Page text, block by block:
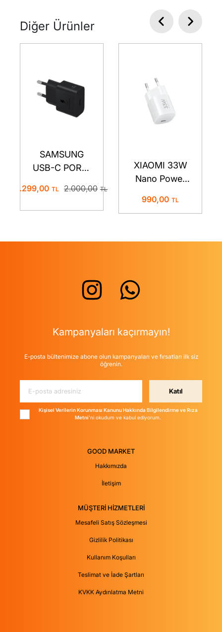
Diğer Ürünler
SAMSUNG
USB-C PORT-
TO C CABLE
25W POWER
1.299,00 2.000,00
XIAOMI 33W
Nano Power
Adaptör
990,00
Kampanyaları kaçırmayın!
E-posta bültenimize abone olun kampanyaları ve fırsatları ilk siz
öğrenin.
Katıl
Kişisel Verilerin Korunması Kanunu Hakkında Bilgilendirme ve Rıza
Metni'ni okudum ve kabul ediyorum.
GOOD MARKET
Hakkımızda
İletişim
MÜŞTERİ HİZMETLERİ
Mesafeli Satış Sözleşmesi
Gizlilik Politikası
Kullanım Koşulları
Teslimat ve İade Şartları
KVKK Aydınlatma Metni